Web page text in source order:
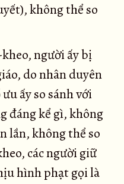
không thể so
người ấy bị
do nhân duyên
ấy so sánh với
đáng kể gì, không
lần, không thể so
các người giữ
hình phạt gọi là